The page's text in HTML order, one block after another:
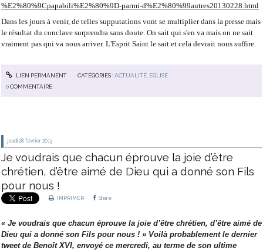
%E2%80%9Cpapabili%E2%80%9D-parmi-d%E2%80%99autres20130228.html
Dans les jours à venir, de telles supputations vont se multiplier dans la presse mais
le résultat du conclave surprendra sans doute. On sait qui s'en va mais on ne sait
vraiment pas qui va nous arriver. L'Esprit Saint le sait et cela devrait nous suffire.
LIEN PERMANENT CATÉGORIES :ACTUALITÉ, EGLISE
0COMMENTAIRE
jeudi 28 février 2013
Je voudrais que chacun éprouve la joie d’être
chrétien, d’être aimé de Dieu qui a donné son Fils
pour nous !
IMPRIMER Share
« Je voudrais que chacun éprouve la joie d’être chrétien, d’être aimé de
Dieu qui a donné son Fils pour nous ! » Voilà probablement le dernier
tweet de Benoît XVI, envoyé ce mercredi, au terme de son ultime